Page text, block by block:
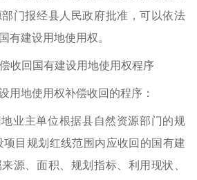
门报经县人民政府批准，可以依法
有建设用地使用权。
收回国有建设用地使用权程序
用地使用权补偿收回的程序 ：
业主单位根据县自然资源部门的规
项目规划红线范围内应收回的国有建
源、面积、规划指标、利用现状、